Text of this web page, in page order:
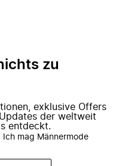
zu
exklusive Offers
der weltweit
entdeckt.
Ich mag Männermode